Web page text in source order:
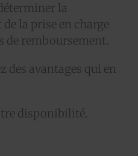
la
la prise en charge
de remboursement.
des avantages qui en
disponibilité.